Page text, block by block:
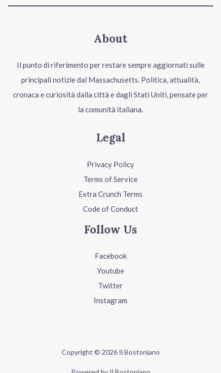
About
Il punto di riferimento per restare sempre aggiornati sulle
principali notizie dal Massachusetts. Politica, attualità,
cronaca e curiosità dalla città e dagli Stati Uniti, pensate per
la comunità italiana.
Legal
Privacy Policy
Terms of Service
Extra Crunch Terms
Code of Conduct
Follow Us
Facebook
Youtube
Twitter
Instagram
Copyright © 2026 Il Bostoniano